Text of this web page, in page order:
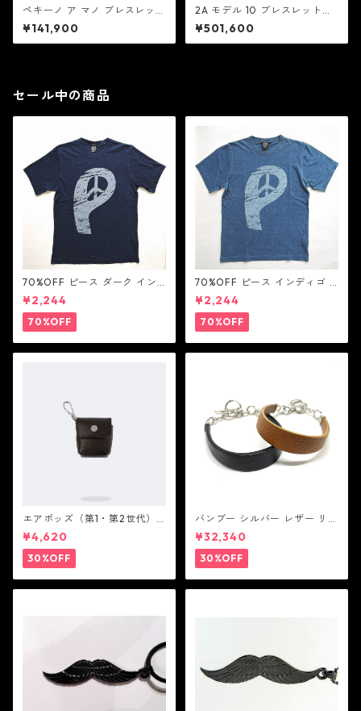
ペキーノ ア マノ ブレスレット
：Good Art HLYWD グッド
アート ハリウッド
¥141,900
2A モデル 10 ブレスレット：
Good Art HLYWD グッド ア
ート ハリウッド
¥501,600
セール中の商品
70%OFF ピース ダーク イン
ディゴ Tシャツ：LOVE N' PEA
CE N' ROCK ' ROLL ラブ ン
ピース ン ロック ン ロール
¥2,244
70%OFF
70%OFF ピース インディゴ T
シャツ：LOVE N' PEACE N' R
OCK ' ROLL ラブ ン ピース ン
ロック ン ロール
¥2,244
70%OFF
エアポッズ（第1・第2世代）
ポーチ：BANDOLIER バンド
リヤー
¥4,620
30%OFF
バンブー シルバー レザー リン
ク ステーション ブレスレッ
ト：JOHN HARDY ジョン ハ
ーディー
¥32,340
30%OFF